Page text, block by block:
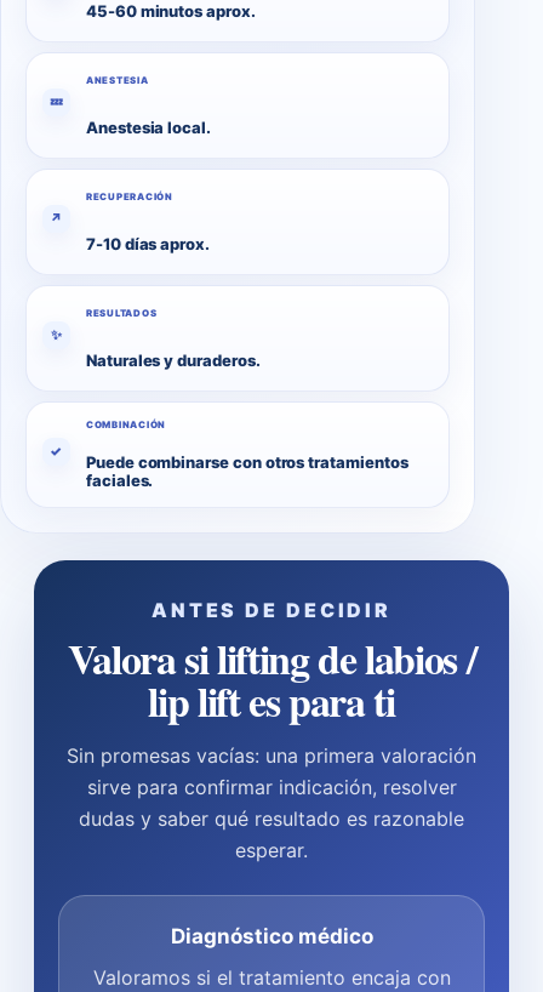
45-60 minutos aprox.
💤
ANESTESIA
Anestesia local.
↗
RECUPERACIÓN
7-10 días aprox.
✨
RESULTADOS
Naturales y duraderos.
✓
COMBINACIÓN
Puede combinarse con otros tratamientos
faciales.
ANTES DE DECIDIR
Valora si lifting de labios /
lip lift es para ti
Sin promesas vacías: una primera valoración
sirve para confirmar indicación, resolver
dudas y saber qué resultado es razonable
esperar.
Diagnóstico médico
Valoramos si el tratamiento encaja con